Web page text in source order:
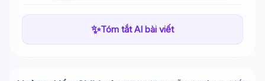
✨Tóm tắt AI bài viết